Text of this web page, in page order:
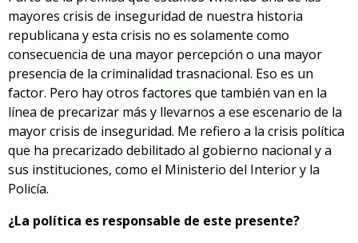
mayores crisis de inseguridad de nuestra historia
republicana y esta crisis no es solamente como
consecuencia de una mayor percepción o una mayor
presencia de la criminalidad trasnacional. Eso es un
factor. Pero hay otros factores que también van en la
línea de precarizar más y llevarnos a ese escenario de la
mayor crisis de inseguridad. Me refiero a la crisis política
que ha precarizado debilitado al gobierno nacional y a
sus instituciones, como el Ministerio del Interior y la
Policía.
¿La política es responsable de este presente?